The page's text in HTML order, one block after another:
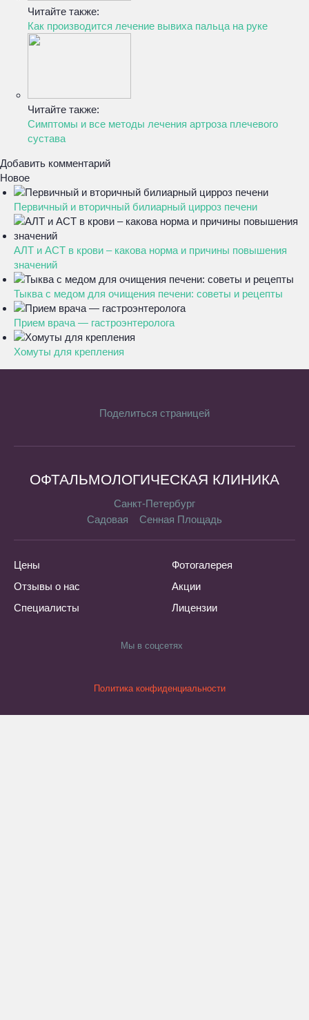
Читайте также:
Как производится лечение вывиха пальца на руке
Читайте также:
Симптомы и все методы лечения артроза плечевого
сустава
Добавить комментарий
Новое
Первичный и вторичный билиарный цирроз печени
АЛТ и АСТ в крови – какова норма и причины повышения
значений
Тыква с медом для очищения печени: советы и рецепты
Прием врача — гастроэнтеролога
Хомуты для крепления
Поделиться страницей
ОФТАЛЬМОЛОГИЧЕСКАЯ КЛИНИКА
Санкт-Петербург
Садовая
Сенная Площадь
Цены
Отзывы о нас
Специалисты
Фотогалерея
Акции
Лицензии
Мы в соцсетях
Политика конфиденциальности